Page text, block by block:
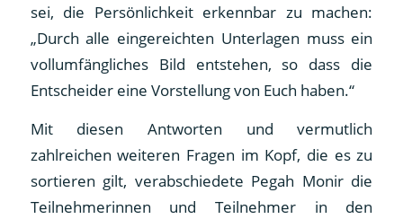
sei, die Persönlichkeit erkennbar zu machen:
„Durch alle eingereichten Unterlagen muss ein
vollumfängliches Bild entstehen, so dass die
Entscheider eine Vorstellung von Euch haben.“
Mit diesen Antworten und vermutlich
zahlreichen weiteren Fragen im Kopf, die es zu
sortieren gilt, verabschiedete Pegah Monir die
Teilnehmerinnen und Teilnehmer in den